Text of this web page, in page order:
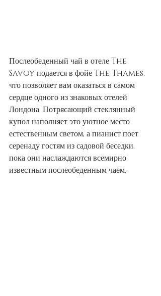
Послеобеденный чай в отеле The
Savoy подается в фойе The Thames,
что позволяет вам оказаться в самом
сердце одного из знаковых отелей
Лондона. Потрясающий стеклянный
купол наполняет это уютное место
естественным светом, а пианист поет
серенаду гостям из садовой беседки,
пока они наслаждаются всемирно
известным послеобеденным чаем.